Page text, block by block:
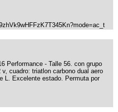
Performance - Talle 56. con grupo
v, cuadro: triatlon carbono dual aero
L. Excelente estado. Permuta por